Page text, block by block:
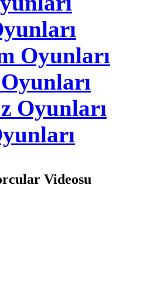
Oyunları
Oyunları
Videosu